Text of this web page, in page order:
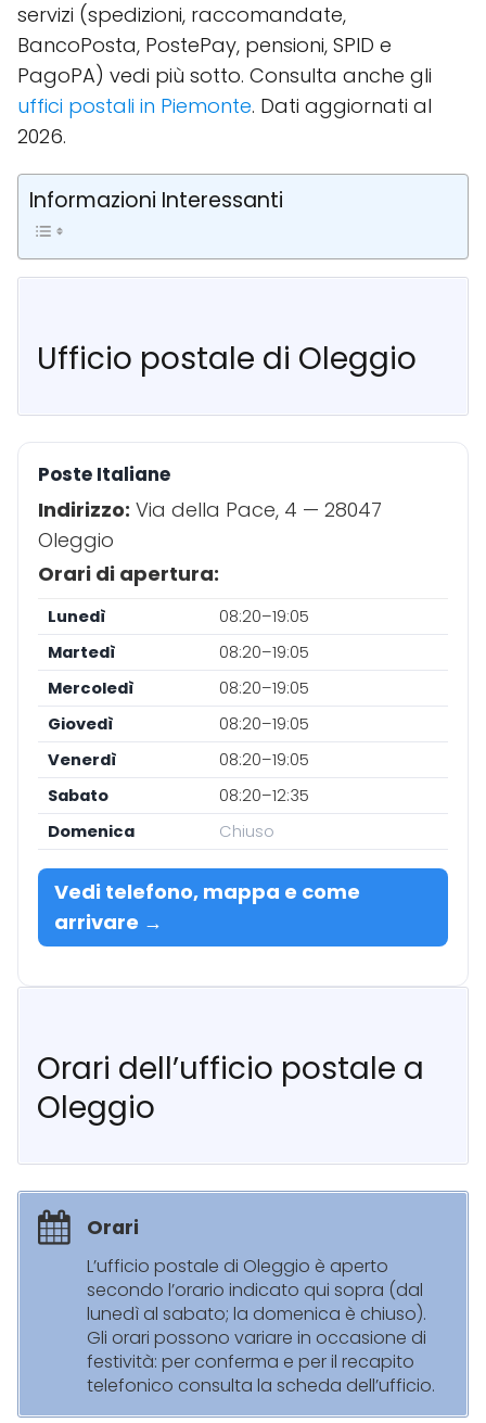
servizi (spedizioni, raccomandate,
BancoPosta, PostePay, pensioni, SPID e
PagoPA) vedi più sotto. Consulta anche gli
uffici postali in Piemonte. Dati aggiornati al
2026.
Informazioni Interessanti
Ufficio postale di Oleggio
Poste Italiane
Indirizzo: Via della Pace, 4 — 28047
Oleggio
Orari di apertura:
Lunedì
08:20–19:05
Martedì
08:20–19:05
Mercoledì
08:20–19:05
Giovedì
08:20–19:05
Venerdì
08:20–19:05
Sabato
08:20–12:35
Domenica
Chiuso
Vedi telefono, mappa e come
arrivare →
Orari dell’ufficio postale a
Oleggio
Orari
L’ufficio postale di Oleggio è aperto
secondo l’orario indicato qui sopra (dal
lunedì al sabato; la domenica è chiuso).
Gli orari possono variare in occasione di
festività: per conferma e per il recapito
telefonico consulta la scheda dell’ufficio.